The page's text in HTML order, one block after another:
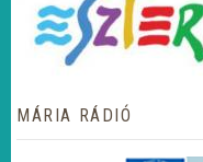
MÁRIA RÁDIÓ